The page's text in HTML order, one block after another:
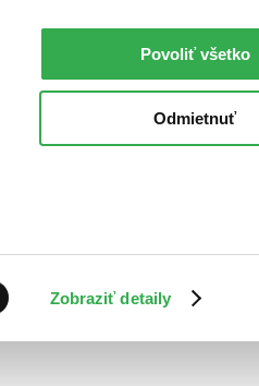
Zobraziť detaily
Povoliť všetko
Odmietnuť